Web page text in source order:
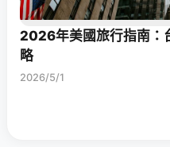
2026年美國旅行指南：
略
2026/5/1